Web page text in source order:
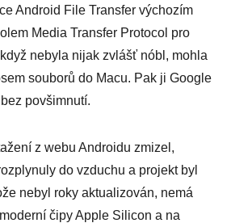
Android File Transfer výchozím
Media Transfer Protocol pro
nebyla nijak zvlášť nóbl, mohla
souborů do Macu. Pak ji Google
povšimnutí.
z webu Androidu zmizel,
do vzduchu a projekt byl
nebyl roky aktualizován, nemá
čipy Apple Silicon a na